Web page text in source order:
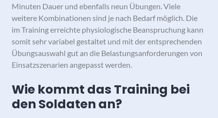
Minuten Dauer und ebenfalls neun Übungen. Viele
weitere Kombinationen sind je nach Bedarf möglich. Die
im Training erreichte physiologische Beanspruchung kann
somit sehr variabel gestaltet und mit der entsprechenden
Übungsauswahl gut an die Belastungsanforderungen von
Einsatzszenarien angepasst werden.
Wie kommt das Training bei
den Soldaten an?